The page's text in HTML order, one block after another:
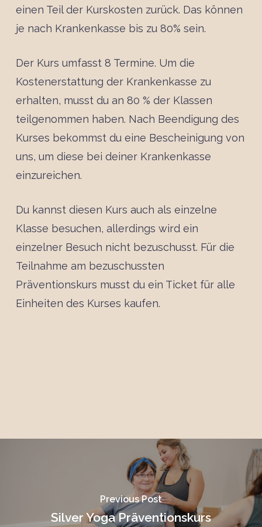
einen Teil der Kurskosten zurück. Das können
je nach Krankenkasse bis zu 80% sein.
Der Kurs umfasst 8 Termine. Um die
Kostenerstattung der Krankenkasse zu
erhalten, musst du an 80 % der Klassen
teilgenommen haben. Nach Beendigung des
Kurses bekommst du eine Bescheinigung von
uns, um diese bei deiner Krankenkasse
einzureichen.
Du kannst diesen Kurs auch als einzelne
Klasse besuchen, allerdings wird ein
einzelner Besuch nicht bezuschusst. Für die
Teilnahme am bezuschussten
Präventionskurs musst du ein Ticket für alle
Einheiten des Kurses kaufen.
Previous Post
Silver Yoga Präventionskurs